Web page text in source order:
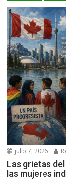
julio 7, 2026
Las grietas
las mujeres